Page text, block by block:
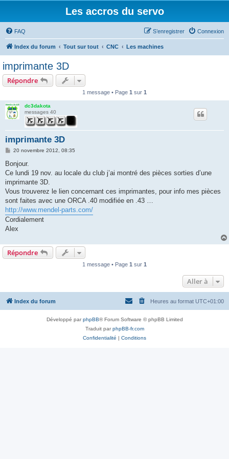
Les accros du servo
FAQ Connexion
S’enregistrer
Index du forum Tout sur tout CNC Les machines
imprimante 3D
Répondre
1 message • Page 1 sur 1
dc3dakota
messages 40
imprimante 3D
M
s
a
g
e
20 novembre 2012, 08:35
Bonjour.
Ce lundi 19 nov. au locale du club j’ai montré des pièces sorties d’une
imprimante 3D.
Vous trouverez le lien concernant ces imprimantes, pour info mes pièces
sont faites avec une ORCA .40 modifiée en .43 …
http://www.mendel-parts.com/
Cordialement
Alex
Répondre
1 message • Page 1 sur 1
Aller à
Index du forum Heures au format UTC+01:00
Développé parphpBB® Forum Software © phpBB Limited
Traduit parphpBB-fr.com
Confidentialité | Conditions